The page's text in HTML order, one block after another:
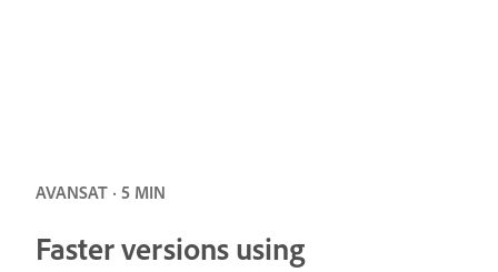
AVANSAT · 5 MIN
Faster versions using